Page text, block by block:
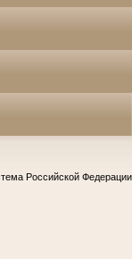
Российской